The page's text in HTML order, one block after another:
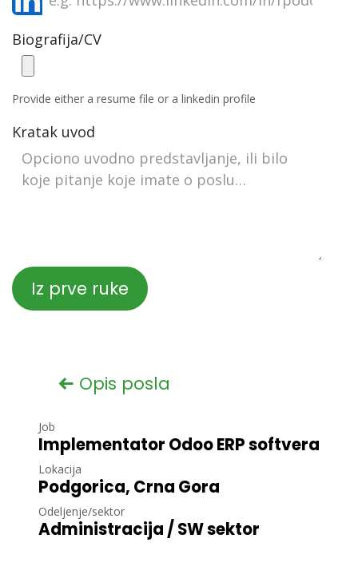
Biografija/CV
Provide either a resume file or a linkedin profile
Kratak uvod
Iz prve ruke
Opis posla
Job
Implementator Odoo ERP softvera
Lokacija
Podgorica, Crna Gora
Odeljenje/sektor
Administracija / SW sektor